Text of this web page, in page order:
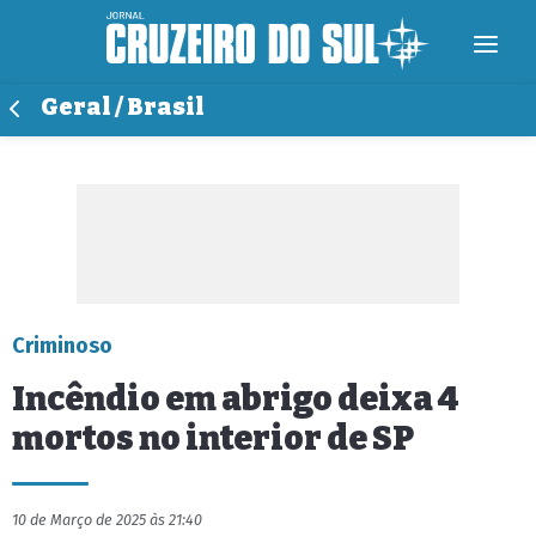
Geral / Brasil
Criminoso
Incêndio em abrigo deixa 4
mortos no interior de SP
10 de Março de 2025 às 21:40